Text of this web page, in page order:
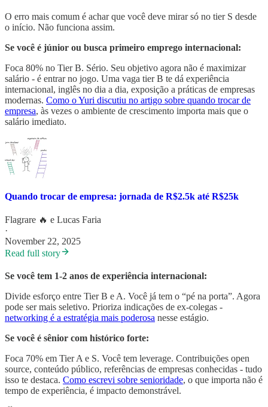
O erro mais comum é achar que você deve mirar só no tier S desde
o início. Não funciona assim.
Se você é júnior ou busca primeiro emprego internacional:
Foca 80% no Tier B. Sério. Seu objetivo agora não é maximizar
salário - é entrar no jogo. Uma vaga tier B te dá experiência
internacional, inglês no dia a dia, exposição a práticas de empresas
modernas. Como o Yuri discutiu no artigo sobre quando trocar de
empresa, às vezes o ambiente de crescimento importa mais que o
salário imediato.
Quando trocar de empresa: jornada de R$2.5k até R$25k
Flagrare 🔥 e Lucas Faria
·
November 22, 2025
Read full story
Se você tem 1-2 anos de experiência internacional:
Divide esforço entre Tier B e A. Você já tem o “pé na porta”. Agora
pode ser mais seletivo. Prioriza indicações de ex-colegas -
networking é a estratégia mais poderosa nesse estágio.
Se você é sênior com histórico forte:
Foca 70% em Tier A e S. Você tem leverage. Contribuições open
source, conteúdo público, referências de empresas conhecidas - tudo
isso te destaca. Como escrevi sobre senioridade, o que importa não é
tempo de experiência, é impacto demonstrável.